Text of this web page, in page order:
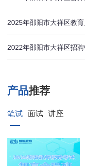
产品推荐
笔试 面试 讲座